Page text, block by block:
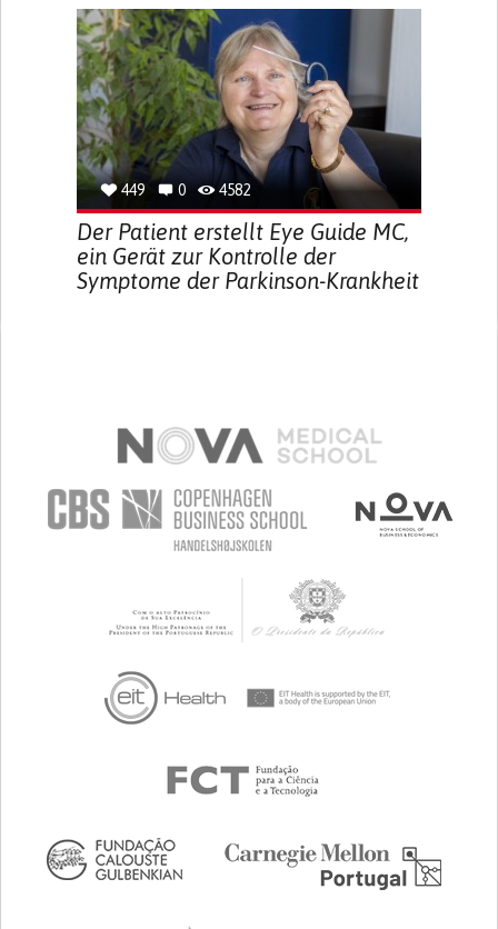
449 0 4582
Der Patient erstellt Eye Guide MC,
ein Gerät zur Kontrolle der
Symptome der Parkinson-Krankheit